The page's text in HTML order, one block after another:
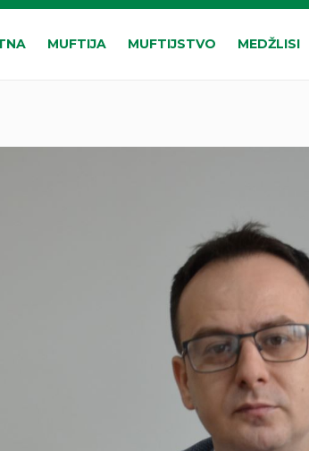
MUFTIJA MUFTIJSTVO MEDŽLISI